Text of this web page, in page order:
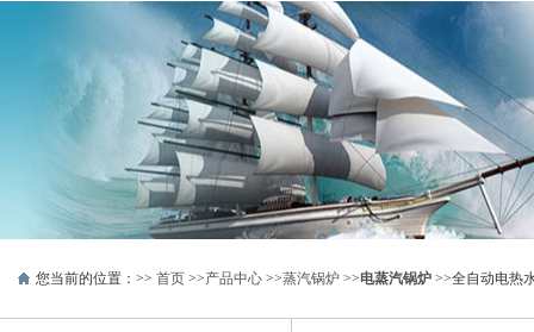
您当前的位置：>> 首页 >>产品中心 >>蒸汽锅炉 >>电蒸汽锅炉 >>全自动电热